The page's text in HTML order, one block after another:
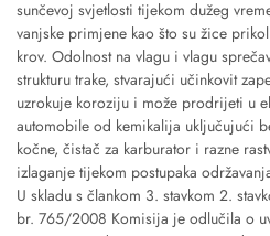
sunčevoj svjetlosti tijekom dužeg
vanjske primjene kao što su žice
krov. Odolnost na vlagu i vlagu
strukturu trake, stvarajući učinkovit
uzrokuje koroziju i može prodrijeti u
automobile od kemikalija uključujući
kočne, čistač za karburator i razne
izlaganje tijekom postupaka
U skladu s člankom 3. stavkom 2.
br. 765/2008 Komisija je odlučila o